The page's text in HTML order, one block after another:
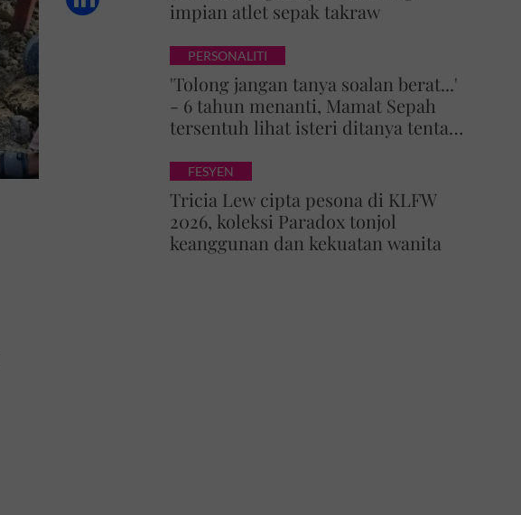
impian atlet sepak takraw
PERSONALITI
'Tolong jangan tanya soalan berat...'
- 6 tahun menanti, Mamat Sepah
tersentuh lihat isteri ditanya tentang
FESYEN
Tricia Lew cipta pesona di KLFW
2026, koleksi Paradox tonjol
keanggunan dan kekuatan wanita